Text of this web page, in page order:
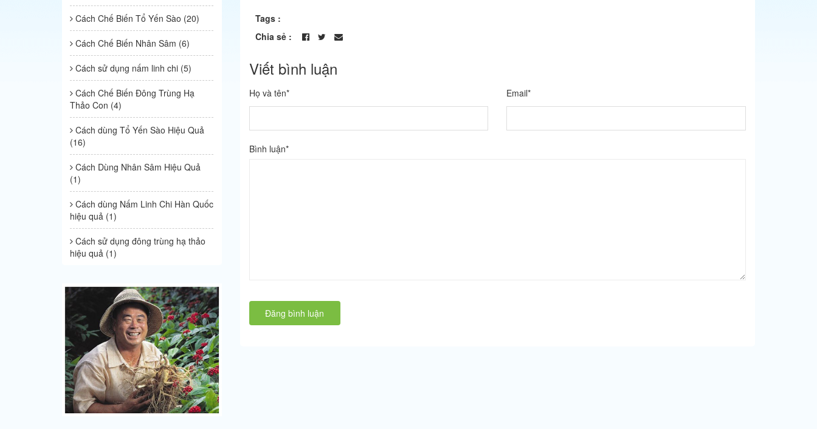
Cách Chế Biến Tổ Yến Sào (20)
Cách Chế Biến Nhân Sâm (6)
Cách sử dụng nấm linh chi (5)
Cách Chế Biến Đông Trùng Hạ
Thảo Con (4)
Cách dùng Tổ Yến Sào Hiệu Quả
(16)
Cách Dùng Nhân Sâm Hiệu Quả
(1)
Cách dùng Nấm Linh Chi Hàn Quốc
hiệu quả (1)
Cách sử dụng đông trùng hạ thảo
hiệu quả (1)
Tags :
Chia sẻ :
Viết bình luận
Họ và tên* Email*
Bình luận*
Đăng bình luận